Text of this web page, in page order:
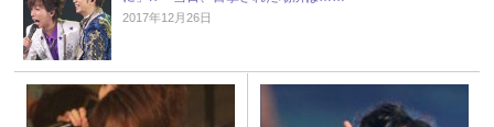
2017年12月26日